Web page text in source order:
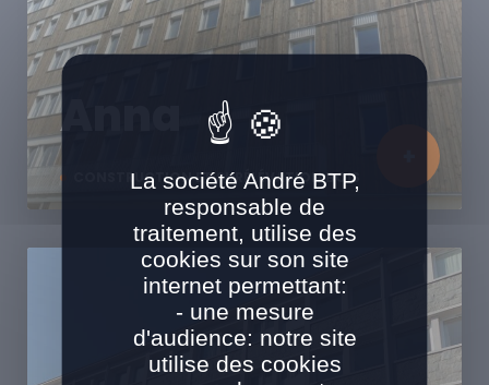
CONSTRUCTION ET SURÉLÉVATION BOIS
Anna
La société André BTP,
responsable de
traitement, utilise des
cookies sur son site
internet permettant:
- une mesure
d'audience: notre site
utilise des cookies